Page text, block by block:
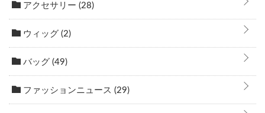
アクセサリー (28)
ウィッグ (2)
バッグ (49)
ファッションニュース (29)